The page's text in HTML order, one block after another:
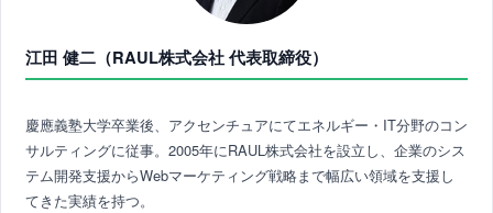
江田 健二（RAUL株式会社 代表取締役）
慶應義塾大学卒業後、アクセンチュアにてエネルギー・IT分野のコン
サルティングに従事。2005年にRAUL株式会社を設立し、企業のシス
テム開発支援からWebマーケティング戦略まで幅広い領域を支援し
てきた実績を持つ。